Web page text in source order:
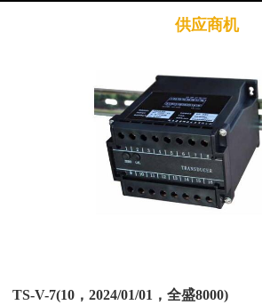
供应商机
TS-V-7(10，2024/01/01，全盛8000)